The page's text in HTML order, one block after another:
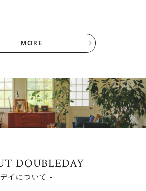
ザイン性
留め加工を施し、中材の偏りや型崩
されています。 また、背もたれの下
MORE
DOUBLEDAY
イについて -